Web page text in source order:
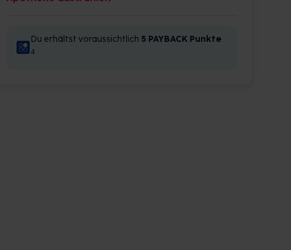
Du erhältst voraussichtlich 5 PAYBACK Punkte
4